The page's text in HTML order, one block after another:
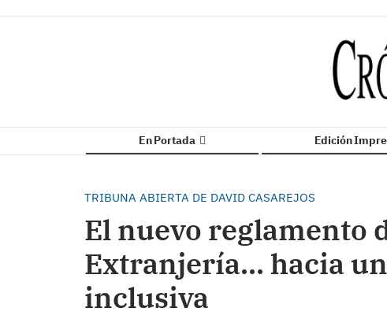
En Portada Edición
TRIBUNA ABIERTA DE DAVID CASAREJOS
El nuevo reglamento
Extranjería… hacia
inclusiva